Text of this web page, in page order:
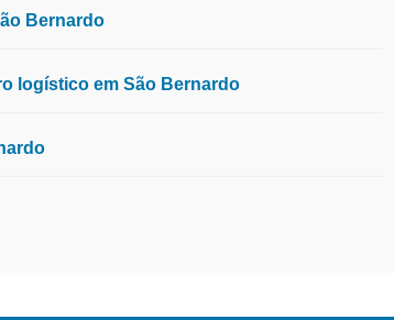
Bernardo
logístico em São Bernardo